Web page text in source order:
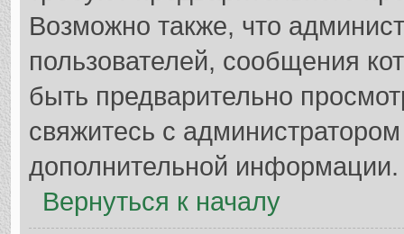
Возможно также, что
пользователей, сообщения
быть предварительно
свяжитесь с
дополнительной информации.
Вернуться к началу